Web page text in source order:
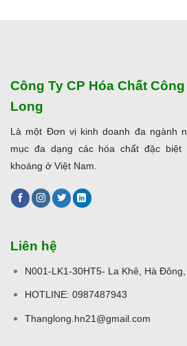
Công Ty CP Hóa Chất
Long
Là một Đơn vị kinh doanh đa ngành
mục đa dạng các hóa chất đặc
khoáng ở Việt Nam.
Liên hệ
N001-LK1-30HT5- La Khê, Hà
HOTLINE: 0987487943
Thanglong.hn21@gmail.com